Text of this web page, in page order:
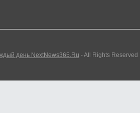
день NextNews365.Ru - All Rights Reserved